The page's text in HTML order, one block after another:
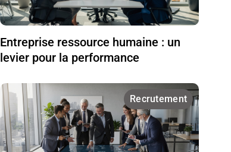
Entreprise ressource humaine : un
levier pour la performance
Recrutement